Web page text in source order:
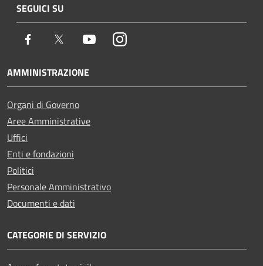
SEGUICI SU
Facebook Twitter YoutubeInstagram
AMMINISTRAZIONE
Organi di Governo
Aree Amministrative
Uffici
Enti e fondazioni
Politici
Personale Amministrativo
Documenti e dati
CATEGORIE DI SERVIZIO